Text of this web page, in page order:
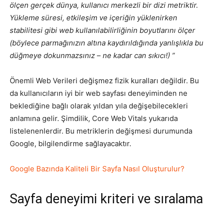
ölçen gerçek dünya, kullanıcı merkezli bir dizi metriktir.
Yükleme süresi, etkileşim ve içeriğin yüklenirken
stabilitesi gibi web kullanılabilirliğinin boyutlarını ölçer
(böylece parmağınızın altına kaydırıldığında yanlışlıkla bu
düğmeye dokunmazsınız – ne kadar can sıkıcı!) ”
Önemli Web Verileri değişmez fizik kuralları değildir. Bu
da kullanıcıların iyi bir web sayfası deneyiminden ne
beklediğine bağlı olarak yıldan yıla değişebilecekleri
anlamına gelir. Şimdilik, Core Web Vitals yukarıda
listelenenlerdir. Bu metriklerin değişmesi durumunda
Google, bilgilendirme sağlayacaktır.
Google Bazında Kaliteli Bir Sayfa Nasıl Oluşturulur?
Sayfa deneyimi kriteri ve sıralama